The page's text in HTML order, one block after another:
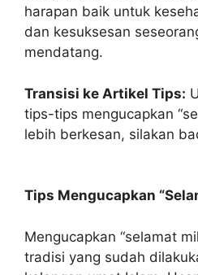
harapan baik untuk
dan kesuksesan
mendatang.
Transisi ke Artikel Tips:
tips-tips mengucapkan
lebih berkesan, silakan
Tips Mengucapkan
Mengucapkan “selamat
tradisi yang sudah